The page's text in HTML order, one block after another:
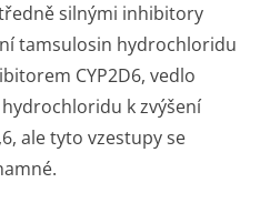
silnými inhibitory
tamsulosin hydrochloridu
CYP2D6, vedlo
k zvýšení
ale tyto vzestupy se